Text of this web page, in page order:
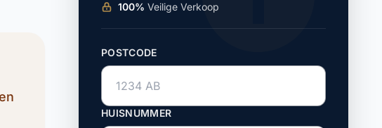
100% Veilige Verkoop
POSTCODE
HUISNUMMER